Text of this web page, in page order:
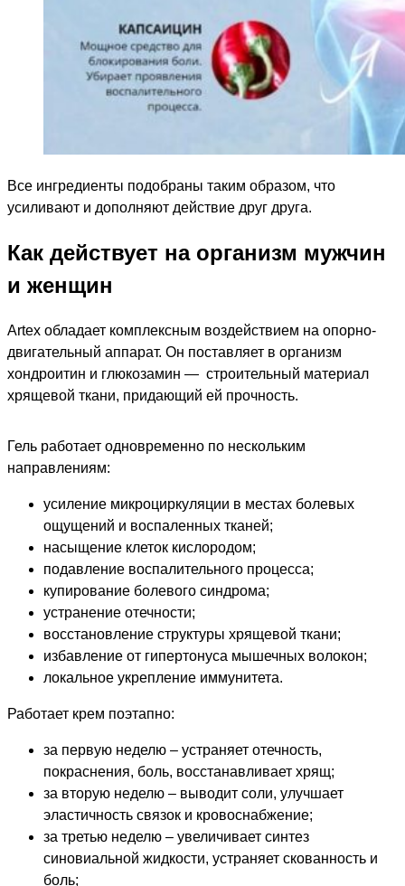
Все ингредиенты подобраны таким образом, что
усиливают и дополняют действие друг друга.
Как действует на организм мужчин
и женщин
Artex обладает комплексным воздействием на опорно-
двигательный аппарат. Он поставляет в организм
хондроитин и глюкозамин — строительный материал
хрящевой ткани, придающий ей прочность.
Гель работает одновременно по нескольким
направлениям:
усиление микроциркуляции в местах болевых
ощущений и воспаленных тканей;
насыщение клеток кислородом;
подавление воспалительного процесса;
купирование болевого синдрома;
устранение отечности;
восстановление структуры хрящевой ткани;
избавление от гипертонуса мышечных волокон;
локальное укрепление иммунитета.
Работает крем поэтапно:
за первую неделю – устраняет отечность,
покраснения, боль, восстанавливает хрящ;
за вторую неделю – выводит соли, улучшает
эластичность связок и кровоснабжение;
за третью неделю – увеличивает синтез
синовиальной жидкости, устраняет скованность и
боль;